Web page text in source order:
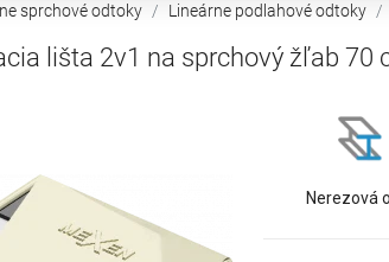
sprchové odtoky Lineárne podlahové odtoky
lišta 2v1 na sprchový žľab 70
Nerezová